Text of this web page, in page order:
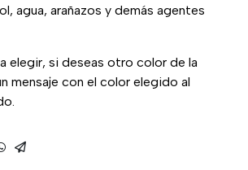
agua, arañazos y demás agentes
elegir, si deseas otro color de la
mensaje con el color elegido al